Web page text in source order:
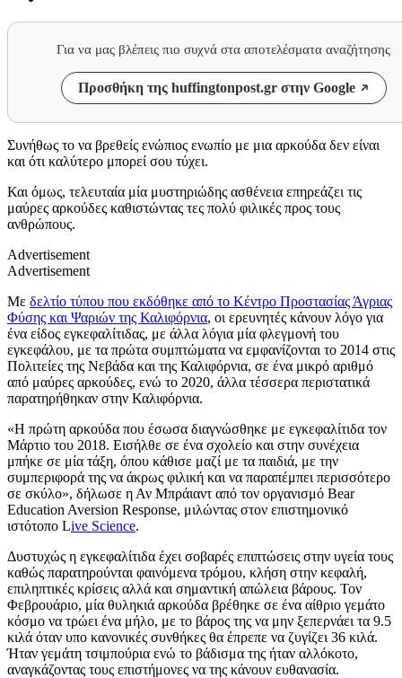
Για να μας βλέπεις πιο συχνά στα αποτελέσματα αναζήτησης
Προσθήκη της huffingtonpost.gr στην Google
Συνήθως το να βρεθείς ενώπιος ενωπίο με μια αρκούδα δεν είναι
και ότι καλύτερο μπορεί σου τύχει.
Και όμως, τελευταία μία μυστηριώδης ασθένεια επηρεάζει τις
μαύρες αρκούδες καθιστώντας τες πολύ φιλικές προς τους
ανθρώπους.
Advertisement
Advertisement
Με δελτίο τύπου που εκδόθηκε από το Κέντρο Προστασίας Άγριας
Φύσης και Ψαριών της Καλιφόρνια, οι ερευνητές κάνουν λόγο για
ένα είδος εγκεφαλίτιδας, με άλλα λόγια μία φλεγμονή του
εγκεφάλου, με τα πρώτα συμπτώματα να εμφανίζονται το 2014 στις
Πολιτείες της Νεβάδα και της Καλιφόρνια, σε ένα μικρό αριθμό
από μαύρες αρκούδες, ενώ το 2020, άλλα τέσσερα περιστατικά
παρατηρήθηκαν στην Καλιφόρνια.
«Η πρώτη αρκούδα που έσωσα διαγνώσθηκε με εγκεφαλίτιδα τον
Μάρτιο του 2018. Εισήλθε σε ένα σχολείο και στην συνέχεια
μπήκε σε μία τάξη, όπου κάθισε μαζί με τα παιδιά, με την
συμπεριφορά της να άκρως φιλική και να παραπέμπει περισσότερο
σε σκύλο», δήλωσε η Αν Μπράιαντ από τον οργανισμό Bear
Education Aversion Response, μιλώντας στον επιστημονικό
ιστότοπο Live Science.
Δυστυχώς η εγκεφαλίτιδα έχει σοβαρές επιπτώσεις στην υγεία τους
καθώς παρατηρούνται φαινόμενα τρόμου, κλήση στην κεφαλή,
επιληπτικές κρίσεις αλλά και σημαντική απώλεια βάρους. Τον
Φεβρουάριο, μία θυληκιά αρκούδα βρέθηκε σε ένα αίθριο γεμάτο
κόσμο να τρώει ένα μήλο, με το βάρος της να μην ξεπερνάει τα 9.5
κιλά όταν υπο κανονικές συνθήκες θα έπρεπε να ζυγίζει 36 κιλά.
Ήταν γεμάτη τσιμπούρια ενώ το βάδισμα της ήταν αλλόκοτο,
αναγκάζοντας τους επιστήμονες να της κάνουν ευθανασία.